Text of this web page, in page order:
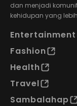
dan menjadi
kehidupan yang
Entertainment
Fashion
Health
Travel
Sambalahap